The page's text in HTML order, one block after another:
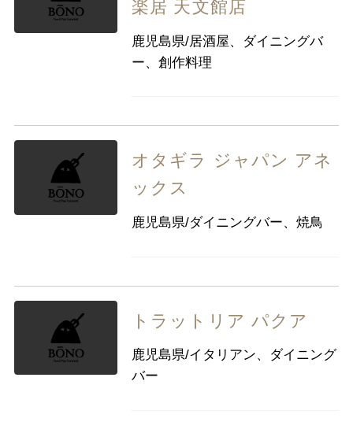
楽居 天文館店
鹿児島県/居酒屋、ダイニングバ
ー、創作料理
オタギラ ジャパン アネ
ックス
鹿児島県/ダイニングバー、焼鳥
トラットリア パクア
鹿児島県/イタリアン、ダイニング
バー